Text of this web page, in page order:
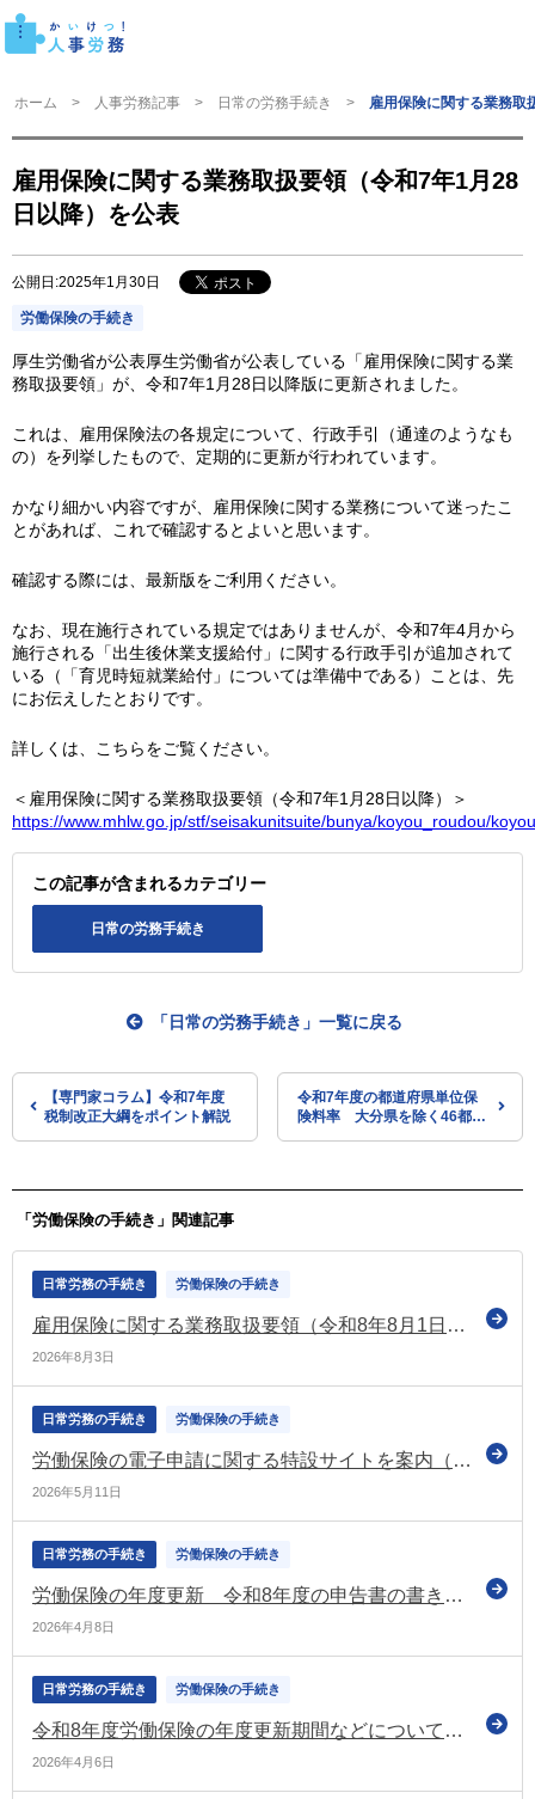
ホーム 人事労務記事 日常の労務手続き 雇用保険に関する業務取
雇用保険に関する業務取扱要領（令和7年1月28
日以降）を公表
公開日:2025年1月30日
労働保険の手続き
厚生労働省が公表厚生労働省が公表している「雇用保険に関する業
務取扱要領」が、令和7年1月28日以降版に更新されました。
これは、雇用保険法の各規定について、行政手引（通達のようなも
の）を列挙したもので、定期的に更新が行われています。
かなり細かい内容ですが、雇用保険に関する業務について迷ったこ
とがあれば、これで確認するとよいと思います。
確認する際には、最新版をご利用ください。
なお、現在施行されている規定ではありませんが、令和7年4月から
施行される「出生後休業支援給付」に関する行政手引が追加されて
いる（「育児時短就業給付」については準備中である）ことは、先
にお伝えしたとおりです。
詳しくは、こちらをご覧ください。
＜雇用保険に関する業務取扱要領（令和7年1月28日以降）＞
https://www.mhlw.go.jp/stf/seisakunitsuite/bunya/koyou_roudou/
この記事が含まれるカテゴリー
日常の労務手続き
【専門家コラム】令和7年度
税制改正大綱をポイント解説
「日常の労務手続き」一覧に戻る
令和7年度の都道府県単位保
険料率 大分県を除く46都道
「労働保険の手続き」関連記事
日常労務の手続き 労働保険の手続き
雇用保険に関する業務取扱要領（令和8年8月1日以降）を公表
2026年8月3日
日常労務の手続き 労働保険の手続き
労働保険の電子申請に関する特設サイトを案内（令和8年度）（厚労省）
2026年5月11日
日常労務の手続き 労働保険の手続き
労働保険の年度更新 令和8年度の申告書の書き方パンフレットを公表（厚労省）
2026年4月8日
日常労務の手続き 労働保険の手続き
令和8年度労働保険の年度更新期間などについてお知らせ（厚労省）
2026年4月6日